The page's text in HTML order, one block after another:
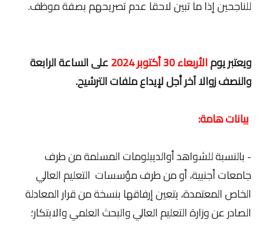
للناجحين إذا ما تبين لاحقا عدم تصريحهم بصفة موظف.
ويعتبر يومالأربعاء 30 أكتوبر 2024
على الساعة الرابعة
والنصف زوالا آخر أجل لإيداع ملفات الترشيح.
بيانات هامة:
- بالنسبة للشواهد أوالديبلومات المسلمة من طرف
جامعات أجنبية، أو من طرف مؤسسات التعليم العالي
الخاص المعتمدة، يتعين إرفاقها بنسخة من قرار المعادلة
الصادر عن وزارة التعليم العالي والبحث العلمي والابتكار؛